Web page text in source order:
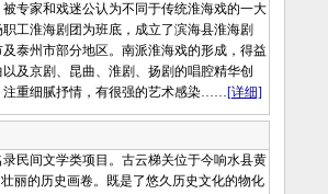
专家和戏迷公认为不同于传统淮海戏的一大
工淮海剧团为班底，成立了滨海县淮海剧
泰州市部分地区。南派淮海戏的形成，得益
及京剧、昆曲、淮剧、扬剧的唱腔精华创
注重细腻抒情，有很强的艺术感染……[详细]
民间文学类项目。古云梯关位于今响水县黄
丽的历史画卷。既是了悠久历史文化的物化